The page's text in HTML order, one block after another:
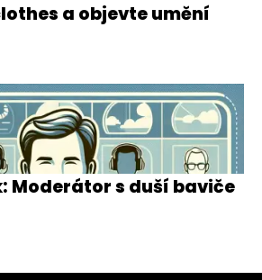
a objevte umění
Moderátor s duší baviče